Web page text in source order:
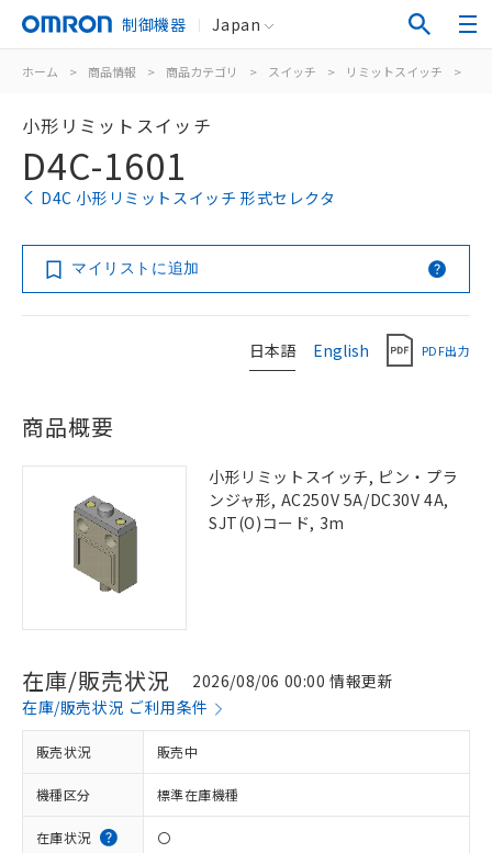
制御機器 Japan
ホーム > 商品情報 > 商品カテゴリ > スイッチ > リミットスイッチ >
小形リミットスイッチ
D4C-1601
D4C 小形リミットスイッチ 形式セレクタ
マイリストに追加
日本語 English PDF出力
商品概要
小形リミットスイッチ, ピン・プラ
ンジャ形, AC250V 5A/DC30V 4A,
SJT(O)コード, 3m
在庫/販売状況
2026/08/06 00:00 情報更新
在庫/販売状況 ご利用条件
販売状況 販売中
機種区分 標準在庫機種
在庫状況 〇